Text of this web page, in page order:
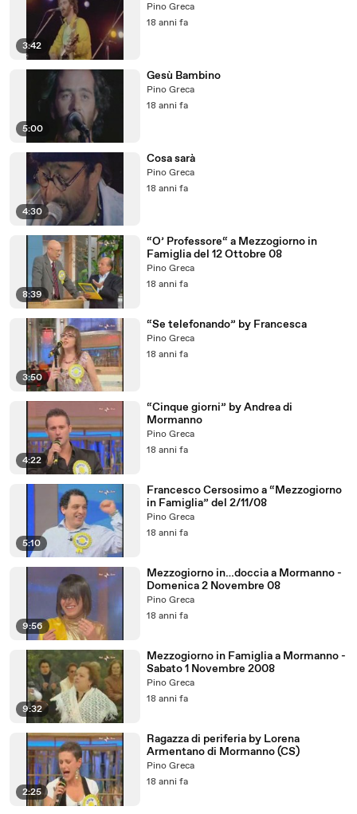
3:42
Pino Greca
18 anni fa
5:00
Gesù Bambino
Pino Greca
18 anni fa
4:30
Cosa sarà
Pino Greca
18 anni fa
8:39
“O’ Professore“ a Mezzogiorno in
Famiglia del 12 Ottobre 08
Pino Greca
18 anni fa
3:50
“Se telefonando” by Francesca
Pino Greca
18 anni fa
4:22
“Cinque giorni” by Andrea di
Mormanno
Pino Greca
18 anni fa
5:10
Francesco Cersosimo a “Mezzogiorno
in Famiglia” del 2/11/08
Pino Greca
18 anni fa
9:56
Mezzogiorno in…doccia a Mormanno -
Domenica 2 Novembre 08
Pino Greca
18 anni fa
9:32
Mezzogiorno in Famiglia a Mormanno -
Sabato 1 Novembre 2008
Pino Greca
18 anni fa
2:25
Ragazza di periferia by Lorena
Armentano di Mormanno (CS)
Pino Greca
18 anni fa